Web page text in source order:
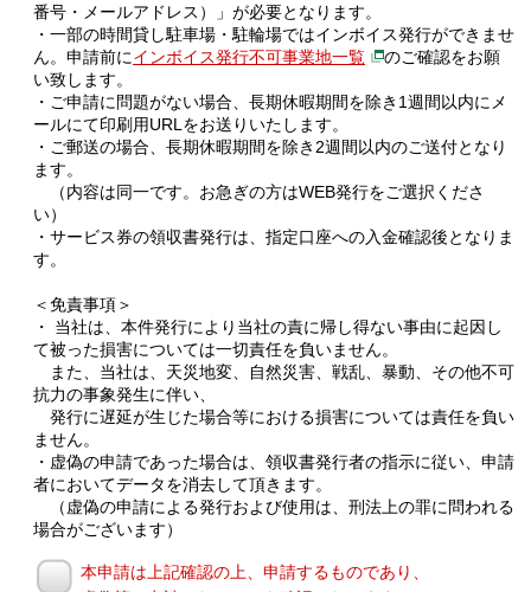
番号・メールアドレス）」が必要となります。
・一部の時間貸し駐車場・駐輪場ではインボイス発行ができませ
ん。申請前にインボイス発行不可事業地一覧
のご確認をお願
い致します。
・ご申請に問題がない場合、長期休暇期間を除き1週間以内にメ
ールにて印刷用URLをお送りいたします。
・ご郵送の場合、長期休暇期間を除き2週間以内のご送付となり
ます。
（内容は同一です。お急ぎの方はWEB発行をご選択くださ
い）
・サービス券の領収書発行は、指定口座への入金確認後となりま
す。
＜免責事項＞
・ 当社は、本件発行により当社の責に帰し得ない事由に起因し
て被った損害については一切責任を負いません。
また、当社は、天災地変、自然災害、戦乱、暴動、その他不可
抗力の事象発生に伴い、
発行に遅延が生じた場合等における損害については責任を負い
ません。
・虚偽の申請であった場合は、領収書発行者の指示に従い、申請
者においてデータを消去して頂きます。
（虚偽の申請による発行および使用は、刑法上の罪に問われる
場合がございます）
本申請は上記確認の上、申請するものであり、